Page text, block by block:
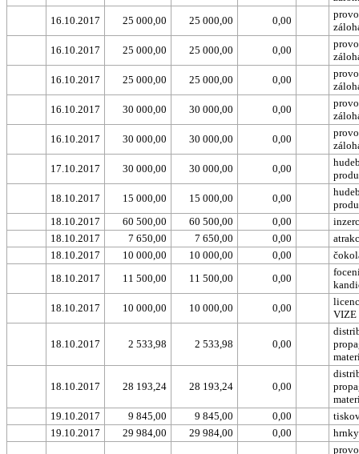
16.10.2017
25 000,00 25 000,00 0,00
16.10.2017
25 000,00 25 000,00 0,00
16.10.2017
25 000,00 25 000,00 0,00
16.10.2017
30 000,00 30 000,00 0,00
16.10.2017
30 000,00 30 000,00 0,00
17.10.2017
30 000,00 30 000,00 0,00
18.10.2017
15 000,00 15 000,00 0,00
18.10.2017
60 500,00 60 500,00 0,00
18.10.2017
7 650,00 7 650,00 0,00
18.10.2017
10 000,00 10 000,00 0,00
18.10.2017
11 500,00 11 500,00 0,00
18.10.2017
10 000,00 10 000,00 0,00
VIZE
18.10.2017 2 533,98 2 533,98 0,00
18.10.2017 28 193,24 28 193,24 0,00
19.10.2017
9 845,00 9 845,00 0,00
19.10.2017
29 984,00 29 984,00 0,00 hrnky